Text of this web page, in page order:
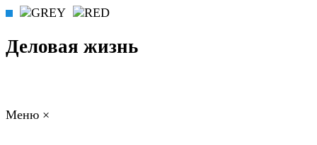
Деловая жизнь
Меню ×